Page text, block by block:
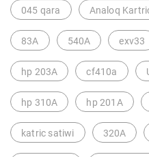
045 qara Analoq
83A 540A exv33
hp 203A cf410a
hp 310A hp 201A
katric satiwi 320A